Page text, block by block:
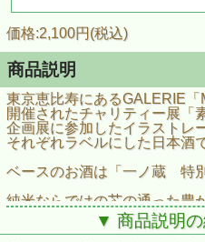
価格:2,100円(税込)
商品説明
東京恵比寿にあるGALERIE「
開催されたチャリティー展「
企画展に参加したイラストレ
それぞれラベルにした日本酒
ベースのお酒は「一ノ蔵 特
純米ならではの芯の通った豊
芳醇な旨味に溢れる、
昔ながらの麹の香りのする数
▼ 商品説明